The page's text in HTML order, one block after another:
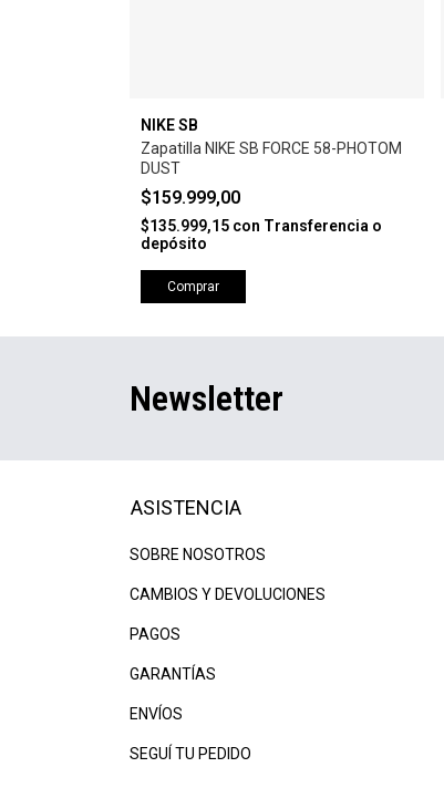
NIKE SB
Zapatilla NIKE SB FORCE 58-PHOTOM
DUST
$159.999,00
$135.999,15 con Transferencia o
depósito
Comprar
Newsletter
ASISTENCIA
SOBRE NOSOTROS
CAMBIOS Y DEVOLUCIONES
PAGOS
GARANTÍAS
ENVÍOS
SEGUÍ TU PEDIDO